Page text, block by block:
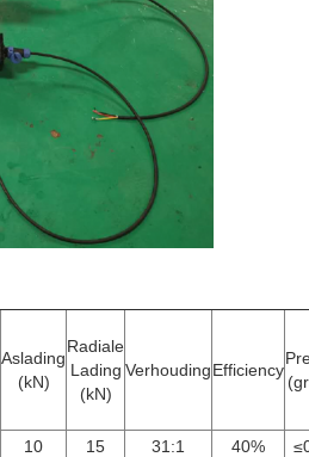
Aslading
(kN)
Radiale
Lading
(kN)
VerhoudingEfficiency
10 15 31:1 40%